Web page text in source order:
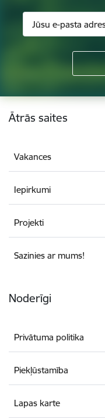
Kājene
Ātrās saites
Vakances
Iepirkumi
Projekti
Sazinies ar mums!
Noderīgi
Privātuma politika
Piekļūstamība
Lapas karte